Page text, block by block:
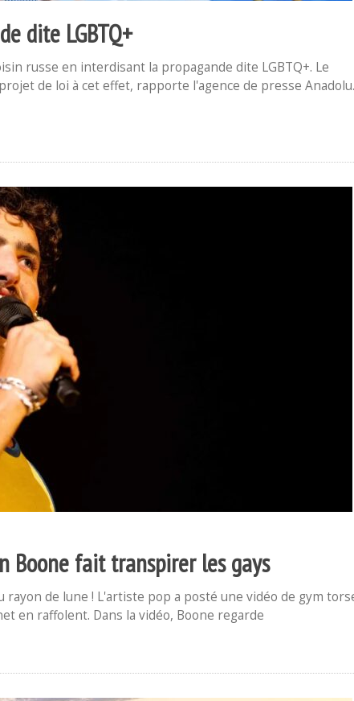
dite LGBTQ+
russe en interdisant la propagande dite LGBTQ+. Le
de loi à cet effet, rapporte l'agence de presse Anadolu.
Boone fait transpirer les gays
rayon de lune ! L'artiste pop a posté une vidéo de gym
en raffolent. Dans la vidéo, Boone regarde